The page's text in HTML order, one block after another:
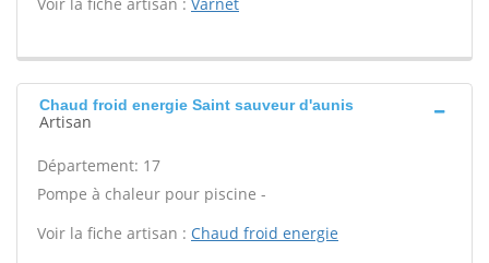
Chaud froid energie Saint sauveur d'aunis
Artisan
Département: 17
Pompe à chaleur pour piscine -
Voir la fiche artisan : Chaud froid energie